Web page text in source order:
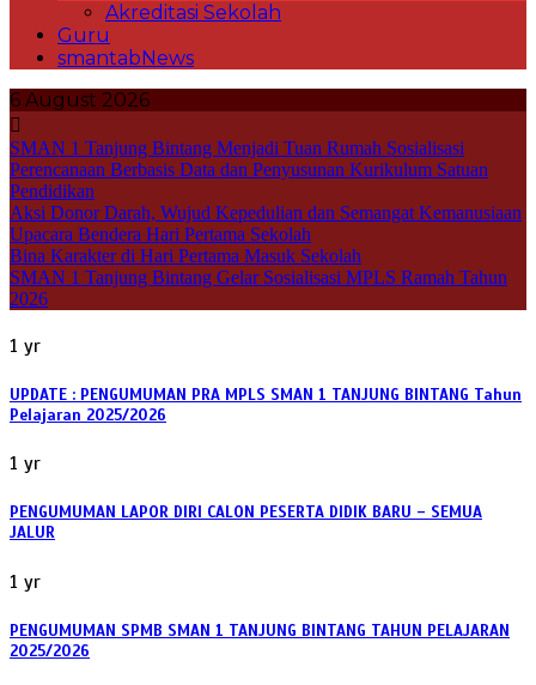
Akreditasi Sekolah
Guru
smantabNews
6 August 2026
SMAN 1 Tanjung Bintang Menjadi Tuan Rumah Sosialisasi
Perencanaan Berbasis Data dan Penyusunan Kurikulum Satuan
Pendidikan
Aksi Donor Darah, Wujud Kepedulian dan Semangat Kemanusiaan
Upacara Bendera Hari Pertama Sekolah
Bina Karakter di Hari Pertama Masuk Sekolah
SMAN 1 Tanjung Bintang Gelar Sosialisasi MPLS Ramah Tahun
2026
1 yr
UPDATE : PENGUMUMAN PRA MPLS SMAN 1 TANJUNG BINTANG Tahun
Pelajaran 2025/2026
1 yr
PENGUMUMAN LAPOR DIRI CALON PESERTA DIDIK BARU – SEMUA
JALUR
1 yr
PENGUMUMAN SPMB SMAN 1 TANJUNG BINTANG TAHUN PELAJARAN
2025/2026